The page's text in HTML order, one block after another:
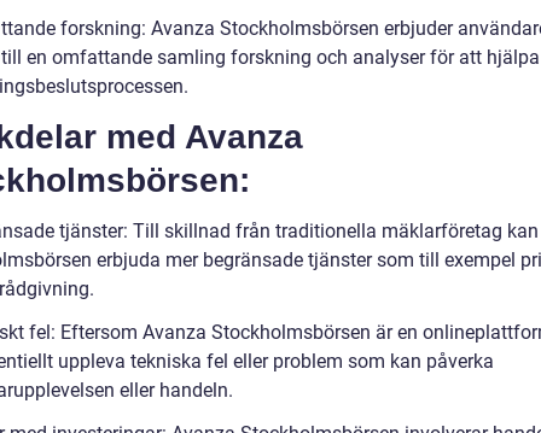
forskning: Avanza Stockholmsbörsen erbjuder
en omfattande samling forskning och analyser för att
med Avanza
tjänster: Till skillnad från traditionella mäklarföretag
erbjuda mer begränsade tjänster som till exempel
fel: Eftersom Avanza Stockholmsbörsen är en
uppleva tekniska fel eller problem som kan påverka
eller handeln.